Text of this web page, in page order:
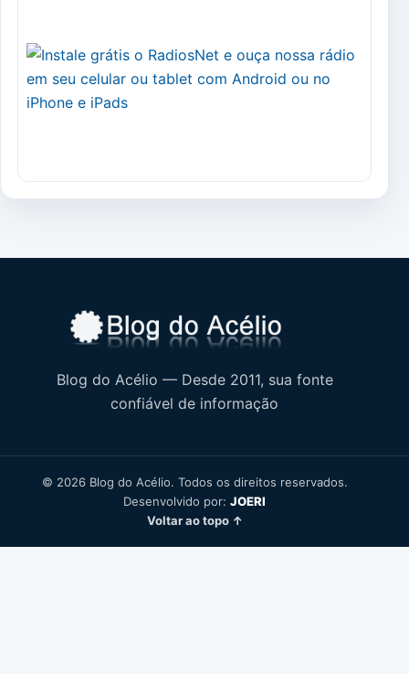
Blog do Acélio — Desde 2011, sua fonte
confiável de informação
© 2026 Blog do Acélio. Todos os direitos reservados.
Desenvolvido por: JOERI
Voltar ao topo ↑